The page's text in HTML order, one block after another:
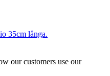
35cm långa.
our customers use our